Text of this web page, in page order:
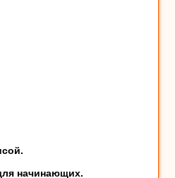
начинающих.